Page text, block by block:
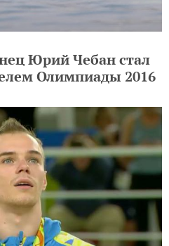
Юрий Чебан стал
Олимпиады 2016